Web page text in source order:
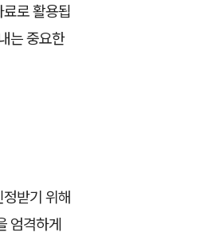
로 활용됩
는 중요한
받기 위해
엄격하게